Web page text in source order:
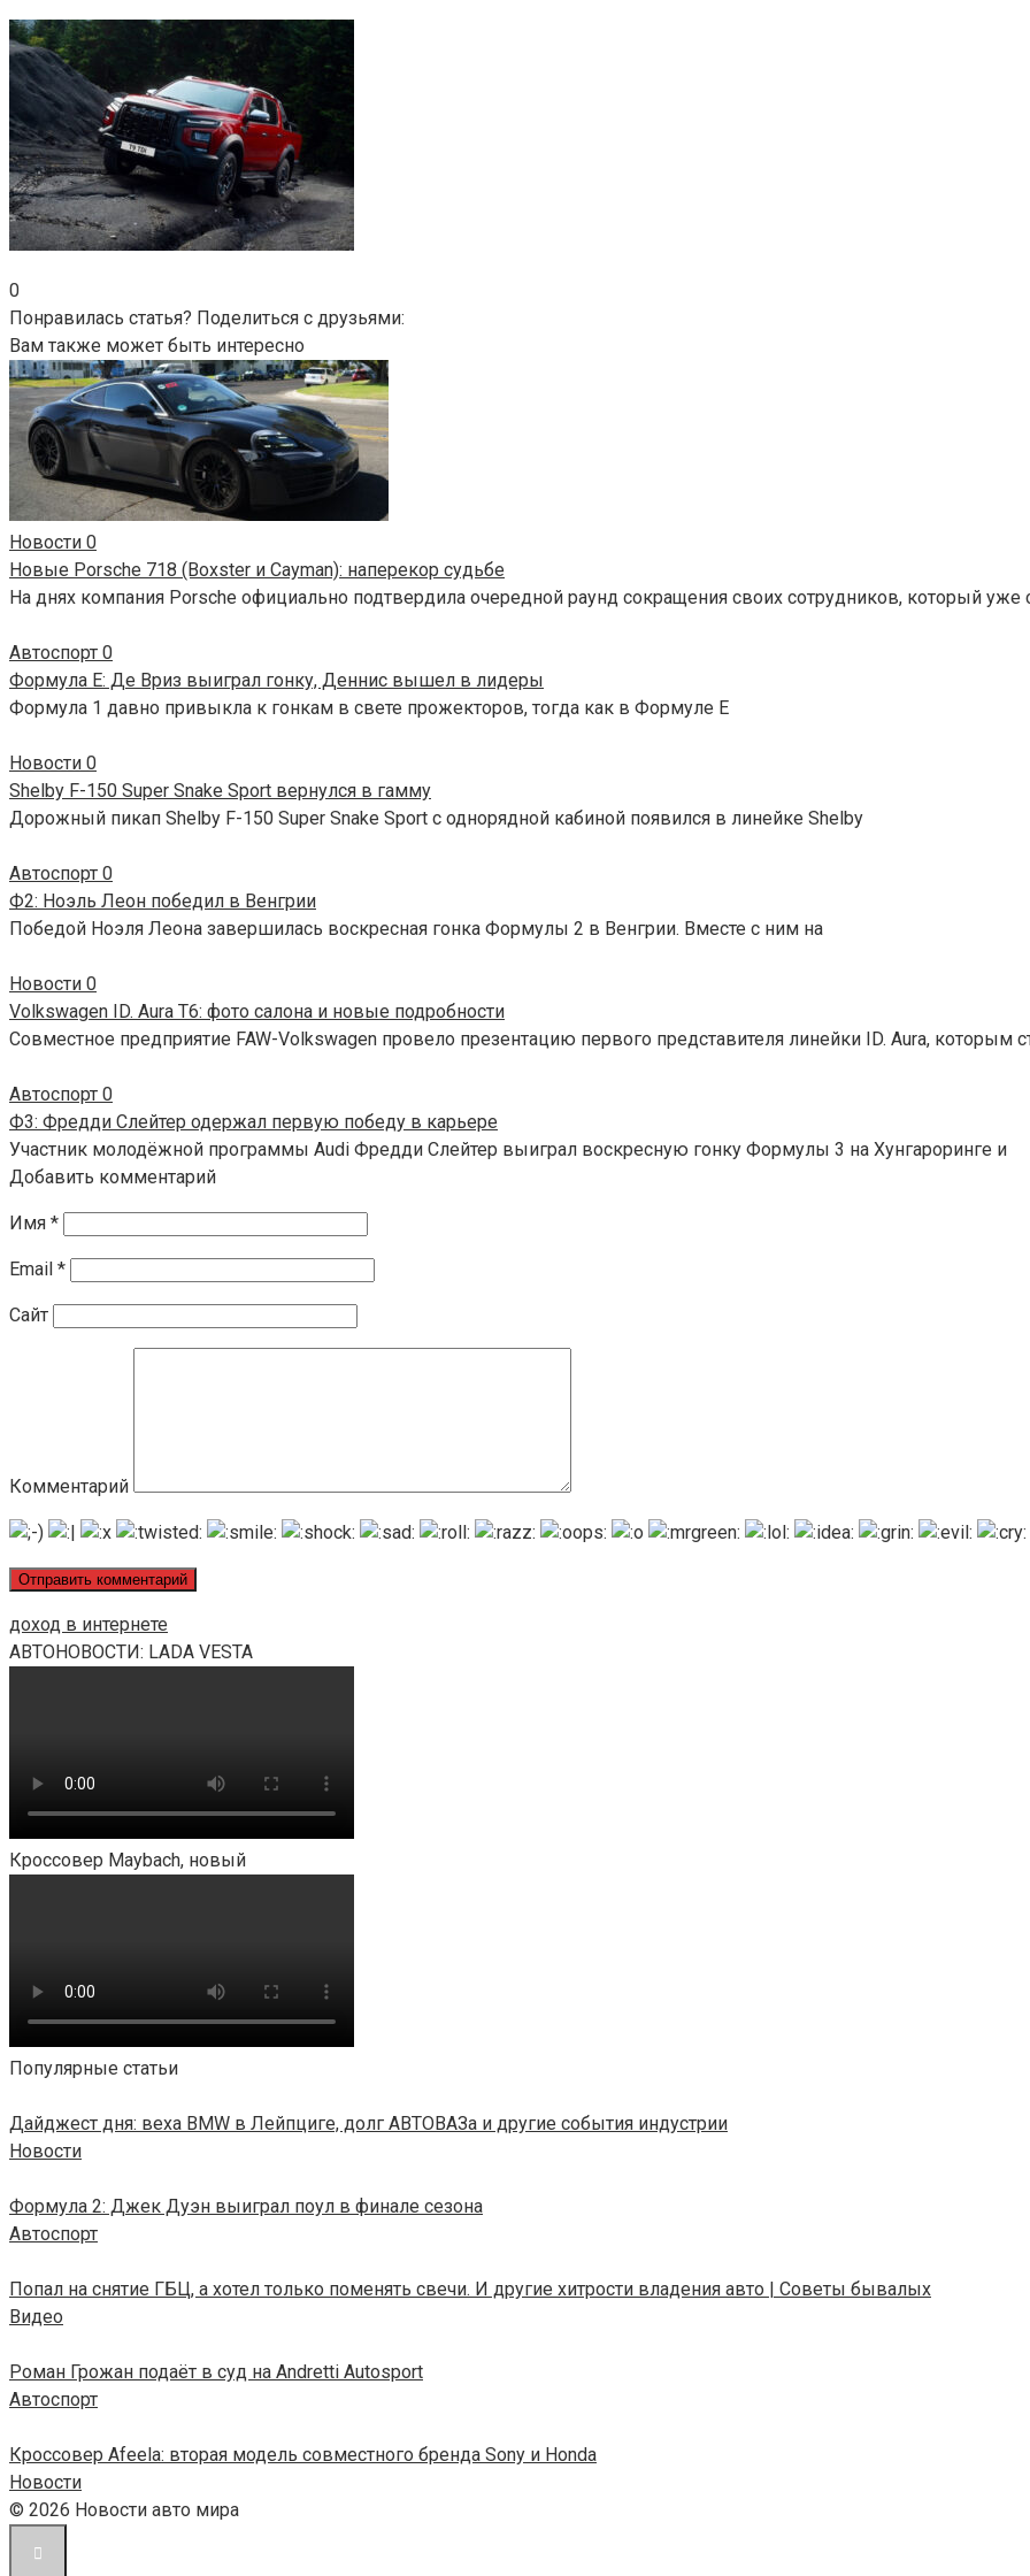
0
Понравилась статья? Поделиться с друзьями:
Вам также может быть интересно
Новости 0
Новые Porsche 718 (Boxster и Cayman): наперекор судьбе
На днях компания Porsche официально подтвердила очередной раунд сокращения своих сотрудников, который уже
Автоспорт 0
Формула E: Де Вриз выиграл гонку, Деннис вышел в лидеры
Формула 1 давно привыкла к гонкам в свете прожекторов, тогда как в Формуле E
Новости 0
Shelby F-150 Super Snake Sport вернулся в гамму
Дорожный пикап Shelby F-150 Super Snake Sport с однорядной кабиной появился в линейке Shelby
Автоспорт 0
Ф2: Ноэль Леон победил в Венгрии
Победой Ноэля Леона завершилась воскресная гонка Формулы 2 в Венгрии. Вместе с ним на
Новости 0
Volkswagen ID. Aura T6: фото салона и новые подробности
Совместное предприятие FAW-Volkswagen провело презентацию первого представителя линейки ID. Aura, которым
Автоспорт 0
Ф3: Фредди Слейтер одержал первую победу в карьере
Участник молодёжной программы Audi Фредди Слейтер выиграл воскресную гонку Формулы 3 на Хунгароринге и
Добавить комментарий
Имя *
Email *
Сайт
Комментарий
доход в интернете
АВТОНОВОСТИ: LADA VESTA
Кроссовер Maybach, новый
Популярные статьи
Дайджест дня: веха BMW в Лейпциге, долг АВТОВАЗа и другие события индустрии
Новости
Формула 2: Джек Дуэн выиграл поул в финале сезона
Автоспорт
Попал на снятие ГБЦ, а хотел только поменять свечи. И другие хитрости владения авто | Советы бывалых
Видео
Роман Грожан подаёт в суд на Andretti Autosport
Автоспорт
Кроссовер Afeela: вторая модель совместного бренда Sony и Honda
Новости
© 2026 Новости авто мира